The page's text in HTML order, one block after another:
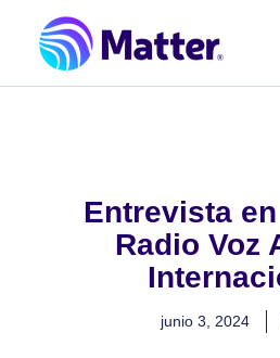
contenido
Entrevista
Radio Voz
junio 3, 2024